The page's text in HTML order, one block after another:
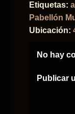
Etiquetas:
Pabellón
Ubicación:
No hay
Publicar